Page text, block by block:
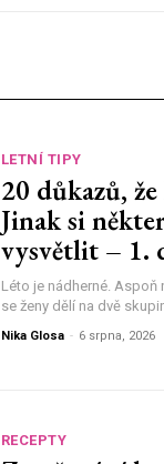
LETNÍ TIPY
20 důkazů,
Jinak si
vysvětlit – 1.
Léto je nádherné.
se ženy dělí na dvě
Nika Glosa - 6 srpna, 2026
RECEPTY